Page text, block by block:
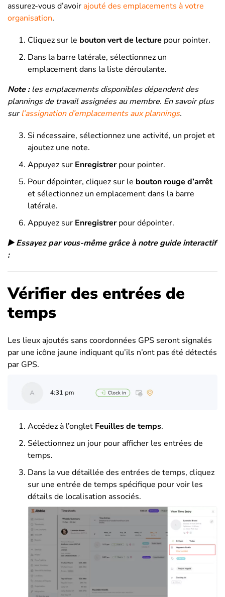
assurez-vous d’avoirajouté des emplacements à votre
organisation.
Cliquez sur le bouton vert de lecture pour pointer.
Dans la barre latérale, sélectionnez un
emplacement dans la liste déroulante.
Note : les emplacementsdisponibles dépendent des
plannings de travail assignées au membre. En savoir plus
surl’assignation d’emplacements aux plannings.
Si nécessaire, sélectionnez une activité, un projet et
ajoutez une note.
Appuyez sur Enregistrerpour pointer.
Pour dépointer, cliquez sur le bouton rouge d’arrêt
et sélectionnez un emplacement dans la barre
latérale.
Appuyez sur Enregistrerpour dépointer.
▶️ Essayez par vous-même grâce à notre guide interactif
:
Vérifier des entrées de
temps
Les lieux ajoutés sans coordonnées GPS seront signalés
par une icône jaune indiquant qu’ils n’ont pas été détectés
par GPS.
Accédez à l’onglet Feuilles de temps.
Sélectionnez un jour pour afficher les entrées de
temps.
Dans la vue détaillée des entrées de temps, cliquez
sur une entrée de temps spécifique pour voir les
détails de localisation associés.